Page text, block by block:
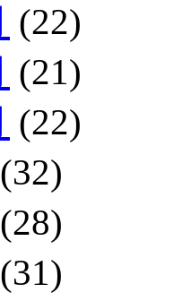
(22)
(21)
(22)
(32)
(28)
(31)